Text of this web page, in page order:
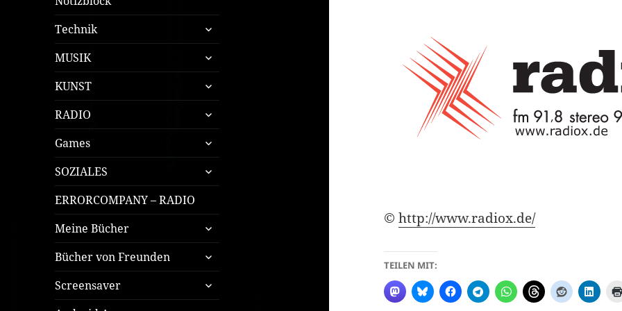
Technik
untermenü
öffnen
MUSIK
untermenü
öffnen
KUNST
untermenü
öffnen
RADIO
untermenü
öffnen
Games
untermenü
öffnen
SOZIALES
untermenü
öffnen
ERRORCOMPANY – RADIO
Meine Bücher
untermenü
öffnen
Bücher von Freunden
untermenü
öffnen
Screensaver
untermenü
öffnen
©http://www.radiox.de/
TEILEN MIT: